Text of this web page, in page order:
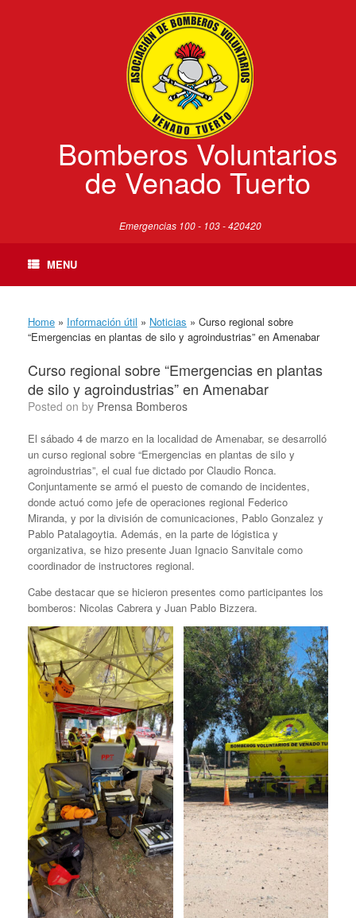
Bomberos Voluntarios
de Venado Tuerto
Emergencias 100 - 103 - 420420
MENU
Home » Información útil » Noticias » Curso regional sobre
“Emergencias en plantas de silo y agroindustrias” en Amenabar
Curso regional sobre “Emergencias en plantas
de silo y agroindustrias” en Amenabar
Posted on by Prensa Bomberos
El sábado 4 de marzo en la localidad de Amenabar, se desarrolló
un curso regional sobre “Emergencias en plantas de silo y
agroindustrias”, el cual fue dictado por Claudio Ronca.
Conjuntamente se armó el puesto de comando de incidentes,
donde actuó como jefe de operaciones regional Federico
Miranda, y por la división de comunicaciones, Pablo Gonzalez y
Pablo Patalagoytia. Además, en la parte de lógistica y
organizativa, se hizo presente Juan Ignacio Sanvitale como
coordinador de instructores regional.
Cabe destacar que se hicieron presentes como participantes los
bomberos: Nicolas Cabrera y Juan Pablo Bizzera.